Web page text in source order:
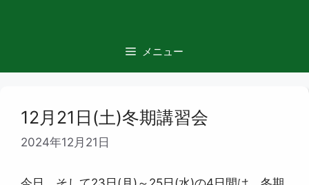
ツ
メニュー
12月21日(土)冬期講習会
2024年12月21日